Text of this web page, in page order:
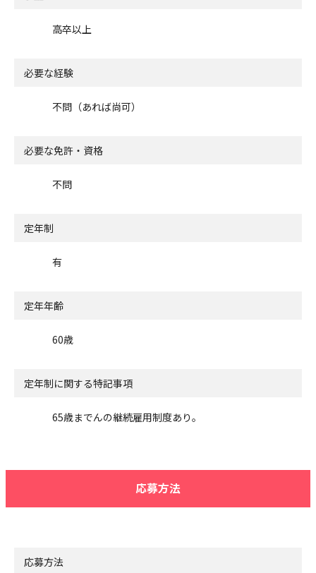
高卒以上
必要な経験
不問（あれば尚可）
必要な免許・資格
不問
定年制
有
定年年齢
60歳
定年制に関する特記事項
65歳までんの継続雇用制度あり。
応募方法
応募方法